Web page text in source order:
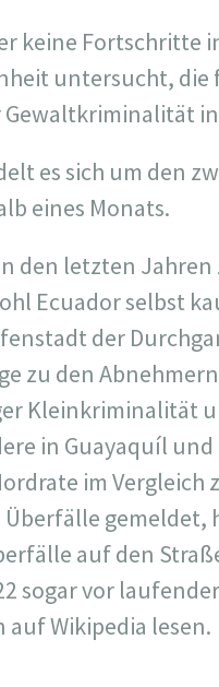
keine Fortschritte
untersucht,
es sich um den
eines Monats.
den letzten
Ecuador selbst
der
zu den
Kleinkriminalität
in Guayaquíl
im Vergleich
gemeldet,
auf den
sogar vor
Wikipedia lesen.